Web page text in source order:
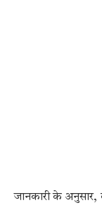
जानकारी के अनुसार,